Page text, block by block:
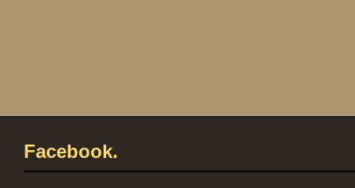
Facebook.